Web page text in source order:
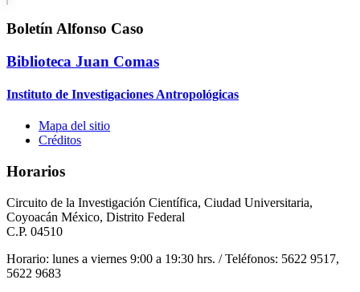
Boletín Alfonso Caso
Biblioteca Juan Comas
Instituto de Investigaciones Antropológicas
Mapa del sitio
Créditos
Horarios
Circuito de la Investigación Científica, Ciudad Universitaria,
Coyoacán México, Distrito Federal
C.P. 04510
Horario: lunes a viernes 9:00 a 19:30 hrs. / Teléfonos: 5622 9517,
5622 9683